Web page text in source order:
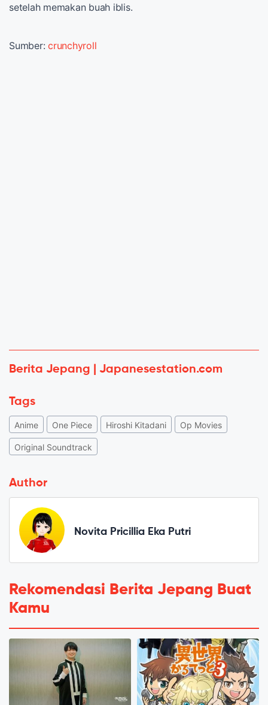
setelah memakan buah iblis.
Sumber: crunchyroll
Berita Jepang | Japanesestation.com
Tags
Anime One Piece Hiroshi Kitadani Op Movies
Original Soundtrack
Author
Novita Pricillia Eka Putri
Rekomendasi Berita Jepang Buat
Kamu